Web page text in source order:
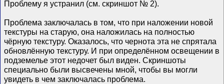
Проблему я устранил (см. скриншот № 2).
Проблема заключалась в том, что при наложении новой
текстуры на старую, она наложилась на полностью
чёрную текстуру. Оказалось, что чернота эта не спрятала
обновлённую текстуру. И при определённом освещении в
подземелье этот недочет был виден. Скриншоты
специально были высвечены мной, чтобы вы могли
увидеть в чем заключалась проблема.